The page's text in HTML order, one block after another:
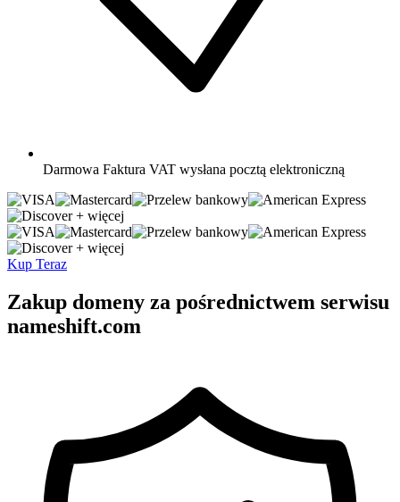
Darmowa Faktura VAT wysłana pocztą elektroniczną
+ więcej
+ więcej
Kup Teraz
Zakup domeny za pośrednictwem serwisu
nameshift.com